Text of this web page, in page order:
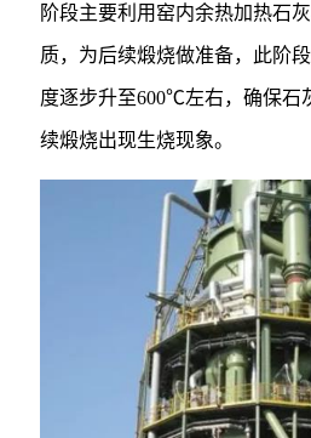
阶段主要利用窑内余热加热石
质，为后续煅烧做准备，此阶
度逐步升至600℃左右，确保石
续煅烧出现生烧现象。